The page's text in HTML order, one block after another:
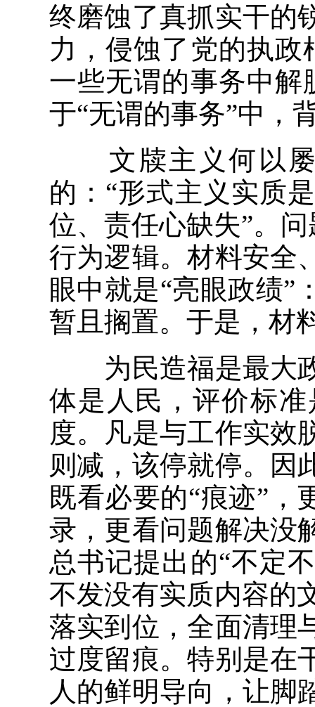
终磨蚀了真抓实干的
力，侵蚀了党的执政
一些无谓的事务中解
于“无谓的事务”中，
文牍主义何以屡
的：“形式主义实质
位、责任心缺失”。
行为逻辑。材料安全
眼中就是“亮眼政绩”
暂且搁置。于是，材
为民造福是最大政
体是人民，评价标
度。凡是与工作实效
则减，该停就停。因
既看必要的“痕迹”，
录，更看问题解决没
总书记提出的“不定
不发没有实质内容的
落实到位，全面清理
过度留痕。特别是在
人的鲜明导向，让脚